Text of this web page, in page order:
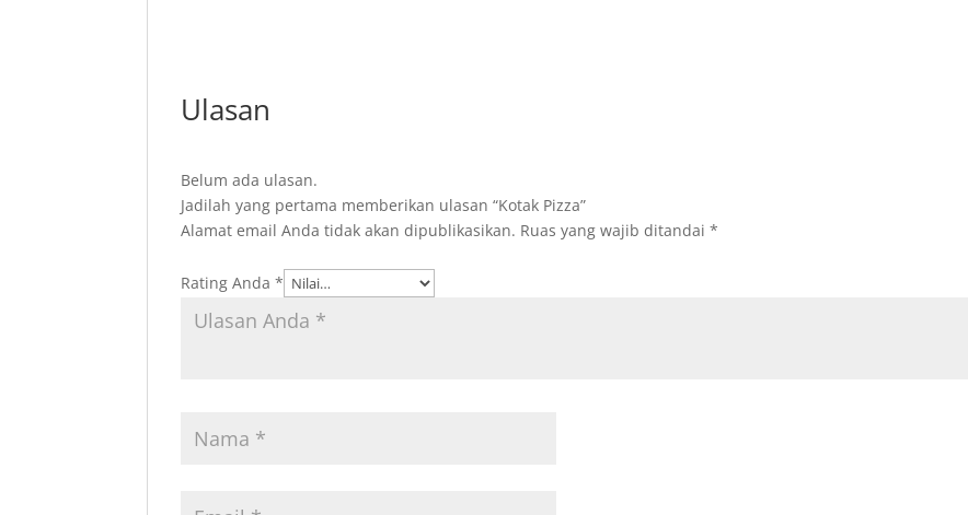
Ulasan
Belum ada ulasan.
Jadilah yang pertama memberikan ulasan “Kotak Pizza”
Alamat email Anda tidak akan dipublikasikan. Ruas yang wajib ditandai*
Rating Anda*